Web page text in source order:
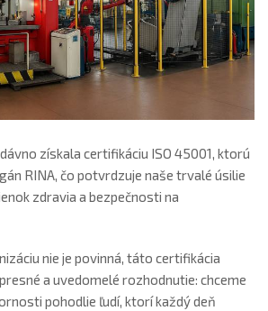
získala certifikáciu ISO 45001, ktorú
RINA, čo potvrdzuje naše trvalé úsilie
zdravia a bezpečnosti na
nie je povinná, táto certifikácia
a uvedomelé rozhodnutie: chceme
pohodlie ľudí, ktorí každý deň